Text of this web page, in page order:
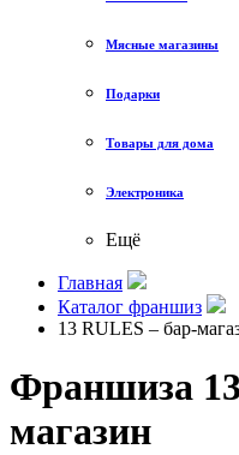
Мясные магазины
Подарки
Товары для дома
Электроника
Ещё
Главная
Каталог франшиз
13 RULES – бар-
Франшиза
магазин